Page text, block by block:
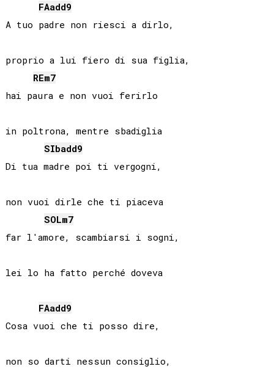
FAadd9
A tuo padre non riesci a dirlo,
proprio a lui fiero di sua figlia,
REm7
hai paura e non vuoi ferirlo
in poltrona, mentre sbadiglia
SIbadd9
Di tua madre poi ti vergogni,
non vuoi dirle che ti piaceva
SOLm7
far l'amore, scambiarsi i sogni,
lei lo ha fatto perché doveva
FAadd9
Cosa vuoi che ti posso dire,
non so darti nessun consiglio,